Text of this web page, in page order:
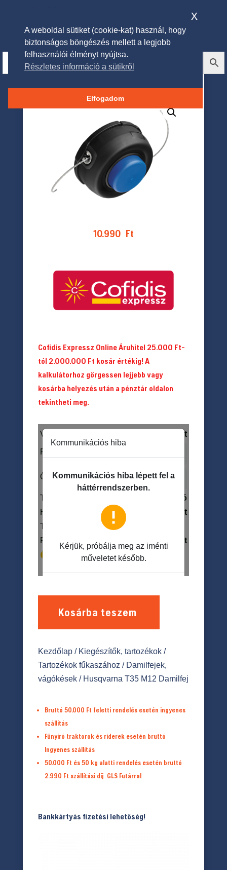
Husqvarna T35 M12 Damilfej
10.990 Ft
Cofidis Expressz Online Áruhitel 25.000 Ft-
tól 2.000.000 Ft kosár értékig! A
kalkulátorhoz görgessen lejjebb vagy
kosárba helyezés után a pénztár oldalon
tekintheti meg.
Kosárba teszem
Kezdőlap/ Kiegészítők, tartozékok/
Tartozékok fűkaszához / Damilfejek,
vágókések/ Husqvarna T35 M12 Damilfej
Bruttó 50.000 Ft feletti rendelés esetén ingyenes
szállítás
Fűnyíró traktorok és riderek esetén bruttó
Ingyenes szállítás
50.000 Ft és 50 kg alatti rendelés esetén bruttó
2.990 Ft szállítási díj GLS Futárral
Bankkártyás fizetési lehetőség!
A weboldal sütiket (cookie-kat) használ, hogy
biztonságos böngészés mellett a legjobb
felhasználói élményt nyújtsa.
Részletes információ a sütikről
Elfogadom
x